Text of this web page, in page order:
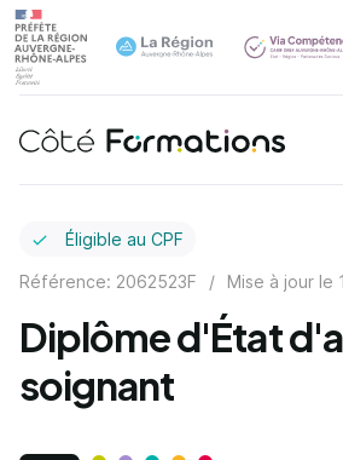
Éligible au CPF
Référence: 2062523F / Mise à jour le
Diplôme d'État
soignant